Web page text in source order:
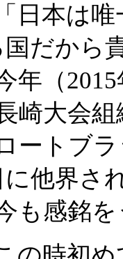
日本は
だから
年（
崎大会
ートブ
に他界さ
も感銘